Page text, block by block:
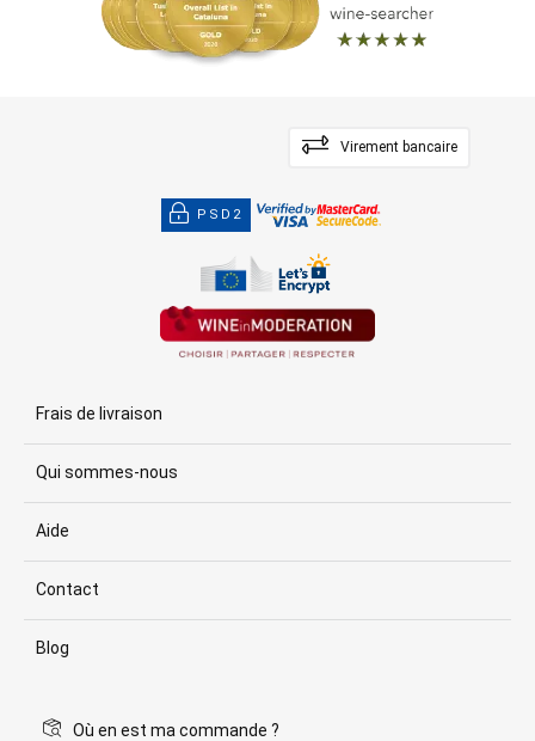
Virement bancaire
PSD2
Frais de livraison
Qui sommes-nous
Aide
Contact
Blog
Où en est ma commande ?